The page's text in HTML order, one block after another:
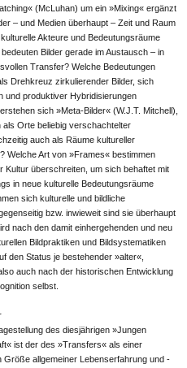
(McLuhan) um ein »Mixing« ergänzt
– und Medien überhaupt – Zeit und Raum
Akteure und Bedeutungsräume
Bilder gerade im Austausch – in
Transfer? Welche Bedeutungen
Drehkreuz zirkulierender Bilder, sich
und produktiver Hybridisierungen
sich »Meta-Bilder« (W.J.T. Mitchell),
als Orte beliebig verschachtelter
auch als Räume kultureller
Welche Art von »Frames« bestimmen
Kultur überschreiten, um sich behaftet mit
in neue kulturelle Bedeutungsräume
sich kulturelle und bildliche
bzw. inwieweit sind sie überhaupt
nach den damit einhergehenden und neu
Bildpraktiken und Bildsystematiken
den Status je bestehender »alter«,
auch nach der historischen Entwicklung
selbst.
des diesjährigen »Jungen
ist der des »Transfers« als einer
Größe allgemeiner Lebenserfahrung und -